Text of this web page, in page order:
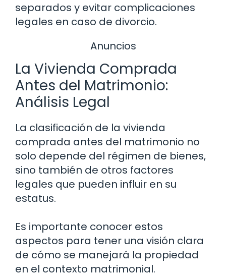
separados y evitar complicaciones
legales en caso de divorcio.
Anuncios
La Vivienda Comprada
Antes del Matrimonio:
Análisis Legal
La clasificación de la vivienda
comprada antes del matrimonio no
solo depende del régimen de bienes,
sino también de otros factores
legales que pueden influir en su
estatus.
Es importante conocer estos
aspectos para tener una visión clara
de cómo se manejará la propiedad
en el contexto matrimonial.